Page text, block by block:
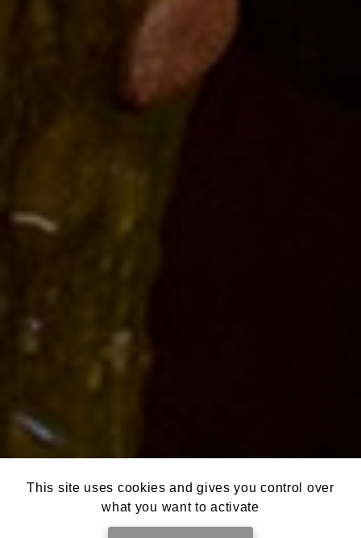
This site uses cookies and gives you control over
what you want to activate